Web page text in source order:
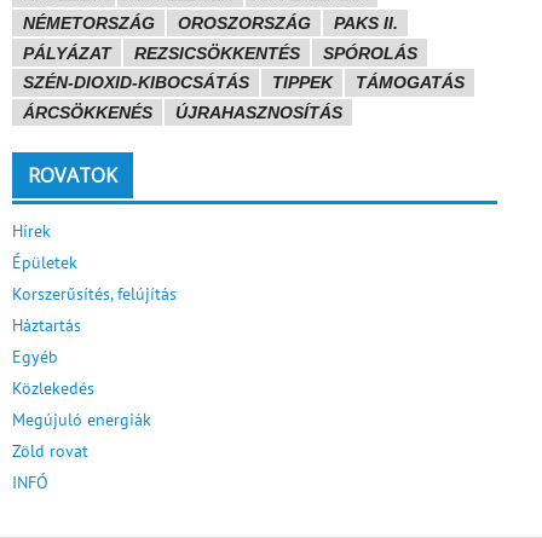
NÉMETORSZÁG
OROSZORSZÁG
PAKS II.
PÁLYÁZAT
REZSICSÖKKENTÉS
SPÓROLÁS
SZÉN-DIOXID-KIBOCSÁTÁS
TIPPEK
TÁMOGATÁS
ÁRCSÖKKENÉS
ÚJRAHASZNOSÍTÁS
ROVATOK
Hírek
Épületek
Korszerűsítés, felújítás
Háztartás
Egyéb
Közlekedés
Megújuló energiák
Zöld rovat
INFÓ